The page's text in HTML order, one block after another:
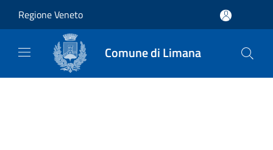
Regione Veneto
Comune di Limana